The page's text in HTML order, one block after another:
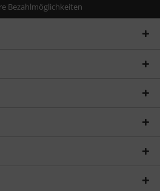
Bezahlmöglichkeiten